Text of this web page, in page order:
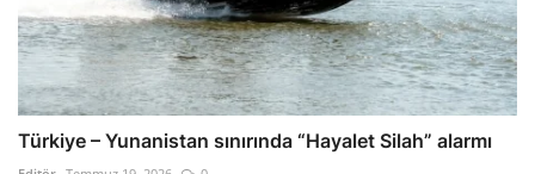
Türkiye – Yunanistan sınırında “Hayalet Silah” alarmı